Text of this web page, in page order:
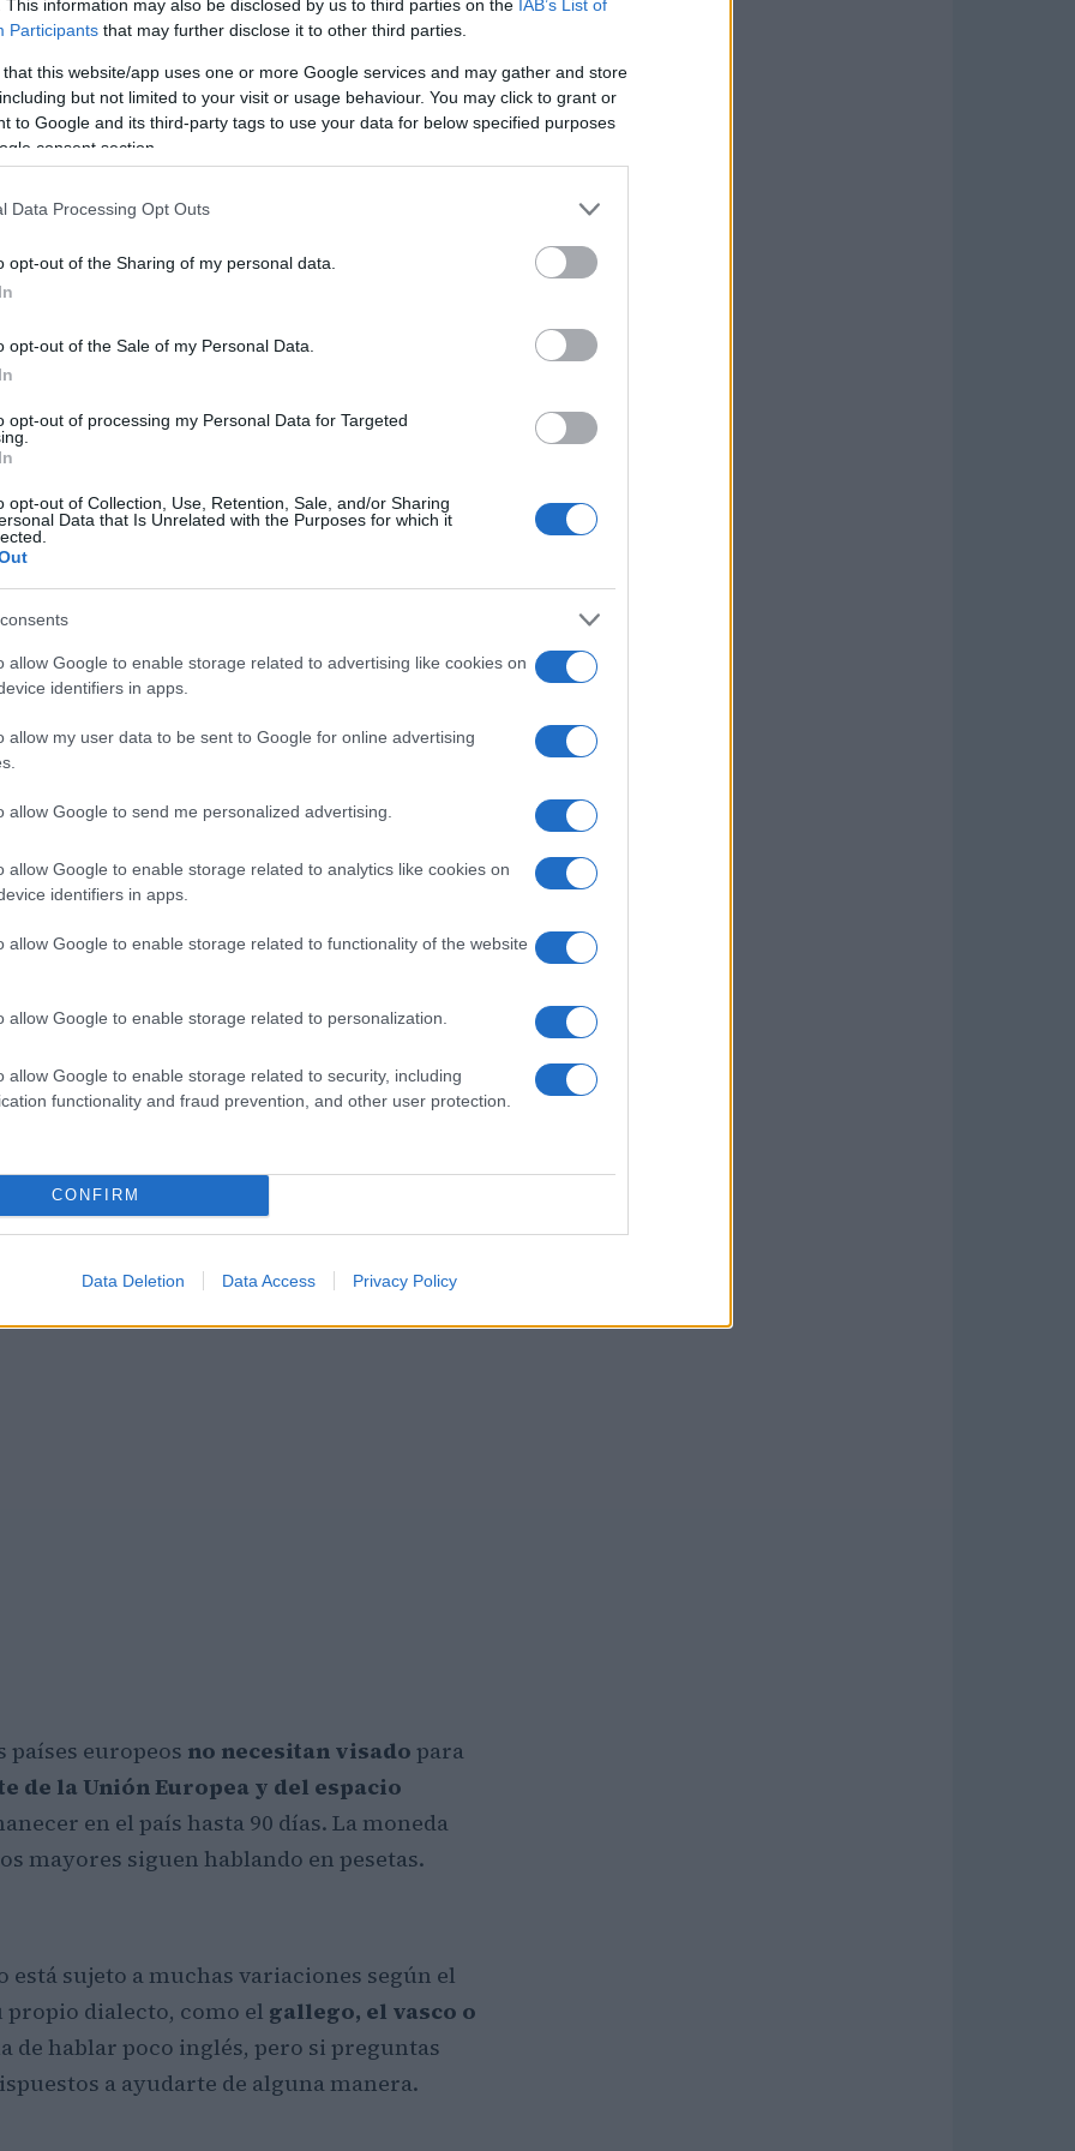
This information may also be disclosed by us to third parties on the IAB’s List of
Participants that may further disclose it to other third parties.
that this website/app uses one or more Google services and may gather and store
but not limited to your visit or usage behaviour. You may click to grant or
to Google and its third-party tags to use your data for below specified purposes
consent section.
Data Processing Opt Outs
opt-out of the Sharing of my personal data.
opt-out of the Sale of my Personal Data.
opt-out of processing my Personal Data for Targeted
opt-out of Collection, Use, Retention, Sale, and/or Sharing
Data that Is Unrelated with the Purposes for which it
allow Google to enable storage related to advertising like cookies on
identifiers in apps.
allow my user data to be sent to Google for online advertising
allow Google to send me personalized advertising.
allow Google to enable storage related to analytics like cookies on
identifiers in apps.
allow Google to enable storage related to functionality of the website
allow Google to enable storage related to personalization.
allow Google to enable storage related to security, including
functionality and fraud prevention, and other user protection.
CONFIRM
Data Deletion Data Access Privacy Policy
y a veces lingüísticas. Es
España encuentra su mayor riqueza y lo
único que merece viajar por ella.
política y artística muy compleja e
yconocer su cultura
antes de viajar por España.
está organizado, quizás no en detalle, pero
no intentar planificarlo todoy
durante un viaje; sin embargo,
unitinerariobien definido que pueda
y sus necesidades personales.
a la excelente labor de la policía:
bajo. También cuenta con uno de los
.
países europeos no necesitan visado para
de la Unión Europea y del espacio
en el país hasta 90 días. La moneda
mayores siguen hablando en pesetas.
sujeto a muchas variaciones según el
dialecto, como el gallego, el vasco o
de hablar poco inglés, pero si preguntas
a ayudarte de alguna manera.